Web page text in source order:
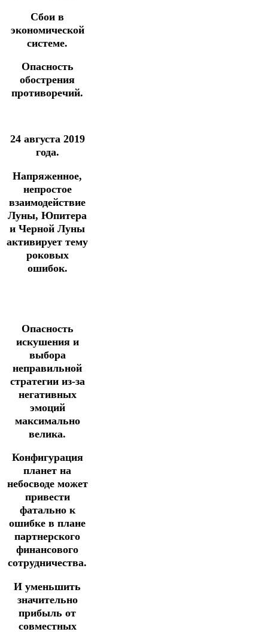
Сбои в
экономической
системе.
Опасность
обострения
противоречий.
24 августа 2019
года.
Напряженное,
непростое
взаимодействие
Луны, Юпитера
и Черной Луны
активирует тему
роковых
ошибок.
Опасность
искушения и
выбора
неправильной
стратегии из-за
негативных
эмоций
максимально
велика.
Конфигурация
планет на
небосводе может
привести
фатально к
ошибке в плане
партнерского
финансового
сотрудничества.
И уменьшить
значительно
прибыль от
совместных